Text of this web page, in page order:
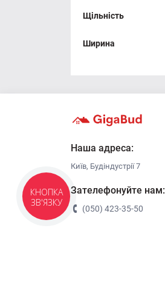
Щільність
Ширина
Наша адреса:
Київ, Будіндустрії 7
Зателефонуйте нам:
(050) 423-35-50
КНОПКА
ЗВ'ЯЗКУ